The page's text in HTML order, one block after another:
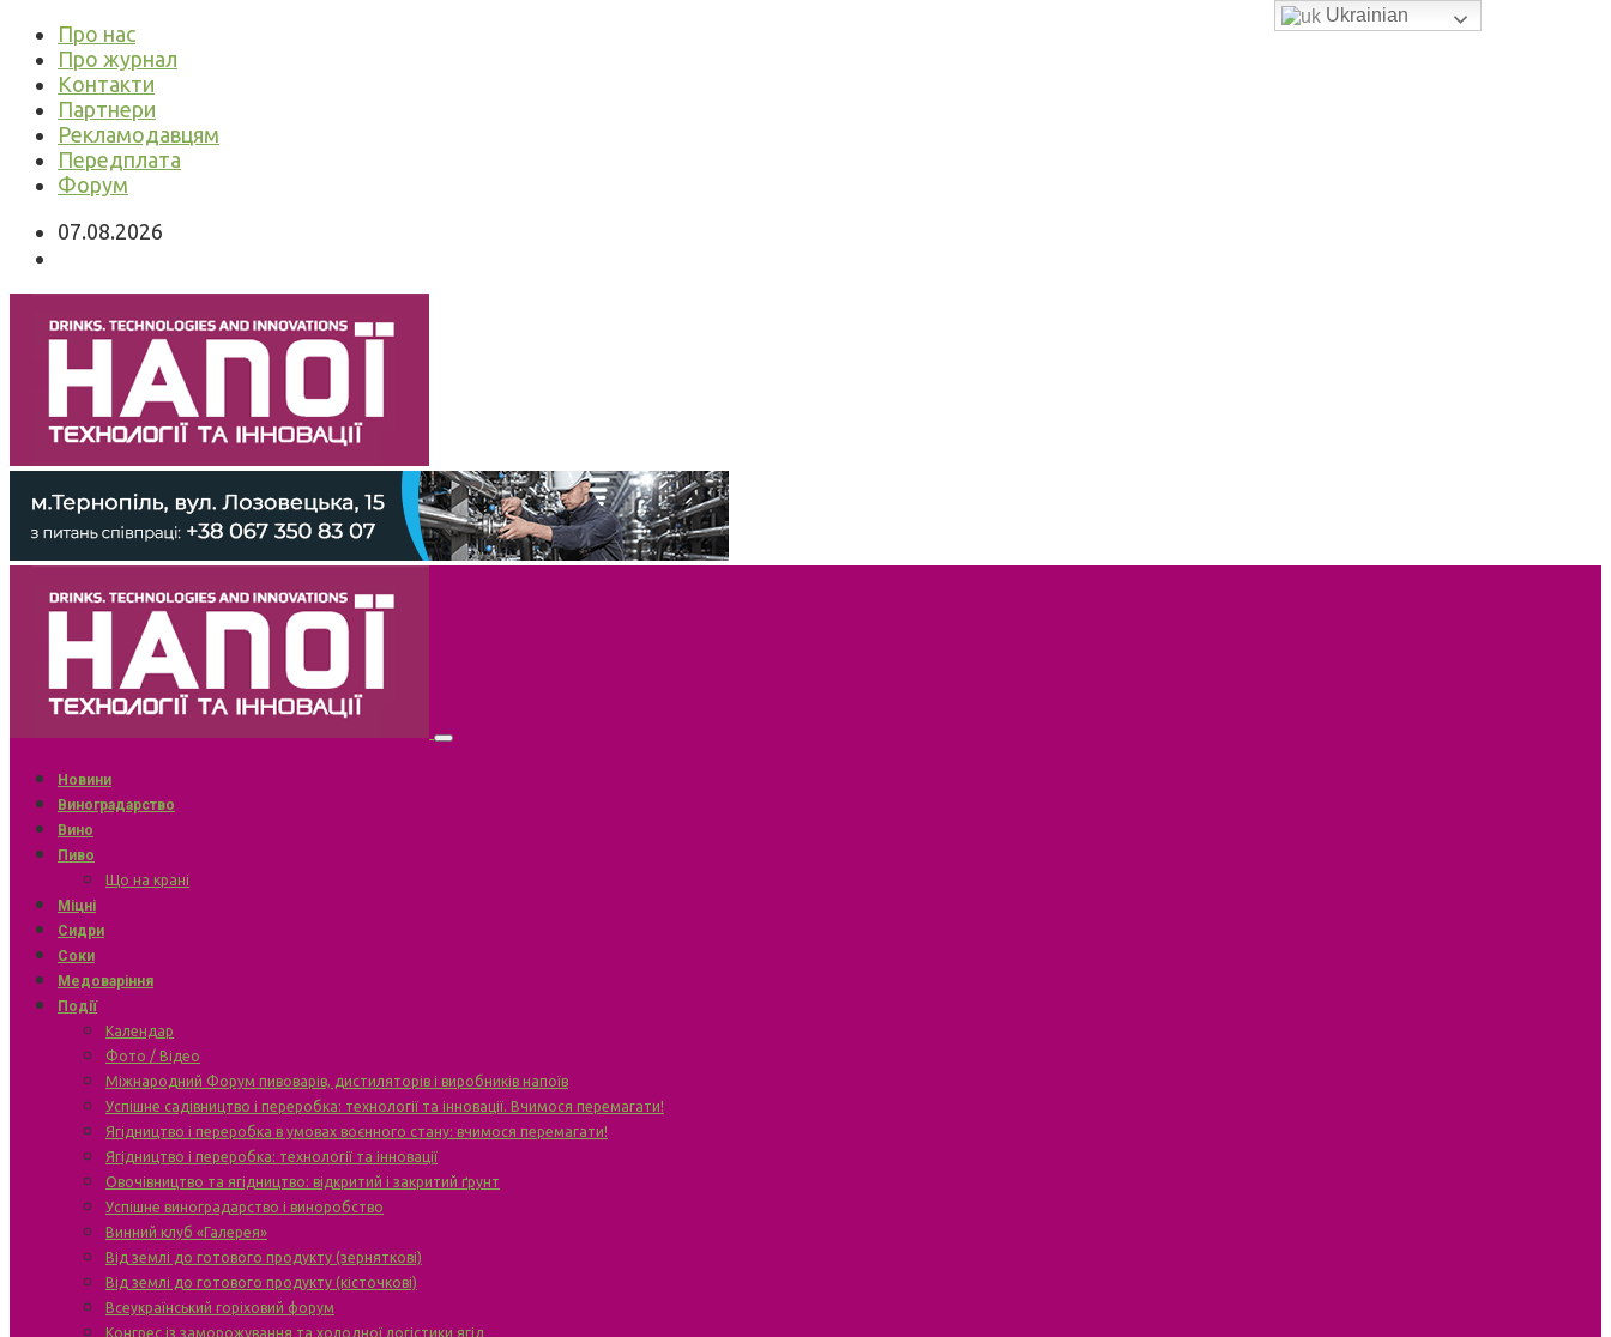
Про нас
Про журнал
Контакти
Партнери
Рекламодавцям
Передплата
Форум
07.08.2026
Новини
Виноградарство
Вино
Пиво
Що на крані
Міцні
Сидри
Соки
Медоваріння
Події
Календар
Фото / Відео
Міжнародний Форум пивоварів, дистиляторів і виробників напоїв
Успішне садівництво і переробка: технології та інновації. Вчимося перемагати!
Ягідництво і переробка в умовах воєнного стану: вчимося перемагати!
Ягідництво і переробка: технології та інновації
Овочівництво та ягідництво: відкритий і закритий ґрунт
Успішне виноградарство і виноробство
Винний клуб «Галерея»
Від землі до готового продукту (зерняткові)
Від землі до готового продукту (кісточкові)
Всеукраїнський горіховий форум
Конгрес із заморожування та холодної логістики ягід
Ukrainian